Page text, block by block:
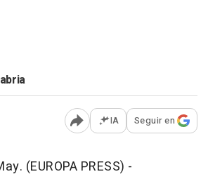
Abrir opciones para
IA Seguir en
(EUROPA PRESS) -